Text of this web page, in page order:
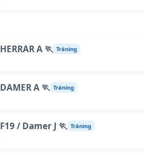
HERRAR A 🏃 Träning
DAMER A 🏃 Träning
F19 / Damer J 🏃 Träning